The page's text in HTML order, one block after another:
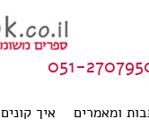
ומאמרים איך